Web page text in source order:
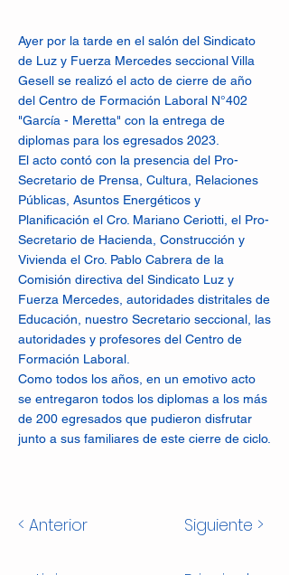
< Anterior Siguiente >
Ayer por la tarde en el salón del Sindicato
de Luz y Fuerza Mercedes seccional Villa
Gesell se realizó el acto de cierre de año
del Centro de Formación Laboral N°402
"García - Meretta" con la entrega de
diplomas para los egresados 2023.
El acto contó con la presencia del Pro-
Secretario de Prensa, Cultura, Relaciones
Públicas, Asuntos Energéticos y
Planificación el Cro. Mariano Ceriotti, el Pro-
Secretario de Hacienda, Construcción y
Vivienda el Cro. Pablo Cabrera de la
Comisión directiva del Sindicato Luz y
Fuerza Mercedes, autoridades distritales de
Educación, nuestro Secretario seccional, las
autoridades y profesores del Centro de
Formación Laboral.
Como todos los años, en un emotivo acto
se entregaron todos los diplomas a los más
de 200 egresados que pudieron disfrutar
junto a sus familiares de este cierre de ciclo.